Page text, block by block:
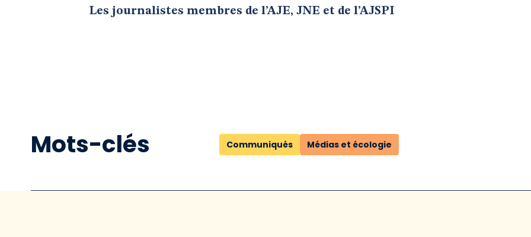
Les journalistes membres de l’AJE, JNE et de l’AJSPI
Mots-clés Communiqués Médias et écologie